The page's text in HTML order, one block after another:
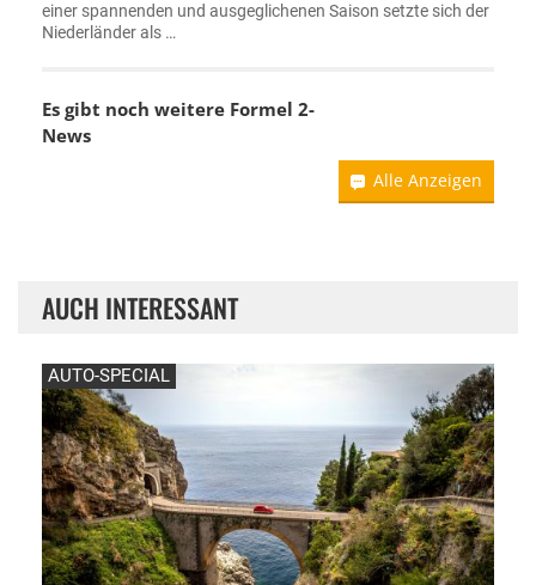
einer spannenden und ausgeglichenen Saison setzte sich der
Niederländer als …
Es gibt noch weitere Formel 2-
News
Alle Anzeigen
AUCH INTERESSANT
AUTO-SPECIAL